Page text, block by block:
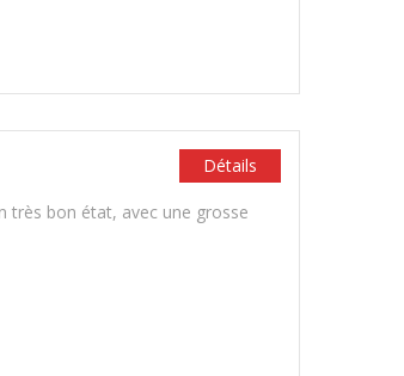
très bon état, avec une grosse
Détails